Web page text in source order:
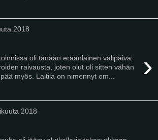
2018
›
oli tänään eräänlainen välipäivä
raivausta, joten olut oli sitten vähän
myös. Laitila on nimennyt om...
2018